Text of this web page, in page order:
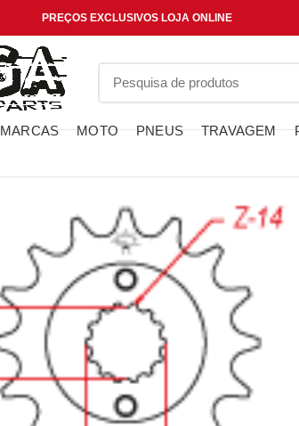
PREÇOS EXCLUSIVOS LOJA ONLINE
MARCAS MOTO PNEUS TRAVAGEM